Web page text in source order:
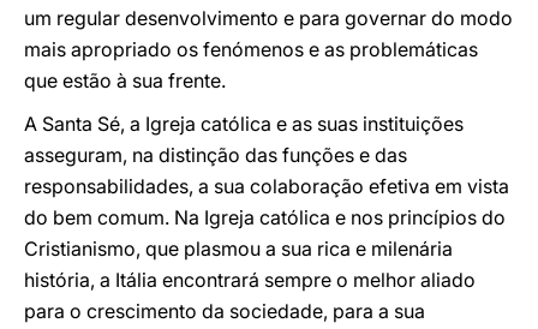
um regular desenvolvimento e para governar do modo
mais apropriado os fenómenos e as problemáticas
que estão à sua frente.
A Santa Sé, a Igreja católica e as suas instituições
asseguram, na distinção das funções e das
responsabilidades, a sua colaboração efetiva em vista
do bem comum. Na Igreja católica e nos princípios do
Cristianismo, que plasmou a sua rica e milenária
história, a Itália encontrará sempre o melhor aliado
para o crescimento da sociedade, para a sua